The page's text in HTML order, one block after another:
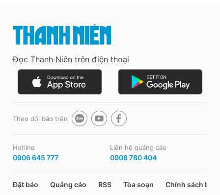
Đọc Thanh Niên trên điện thoại
Theo dõi báo trên
Hotline
0906 645 777
Liên hệ quảng cáo
0908 780 404
Đặt báo Quảng cáo RSS Tòa soạn Chính sách bảo